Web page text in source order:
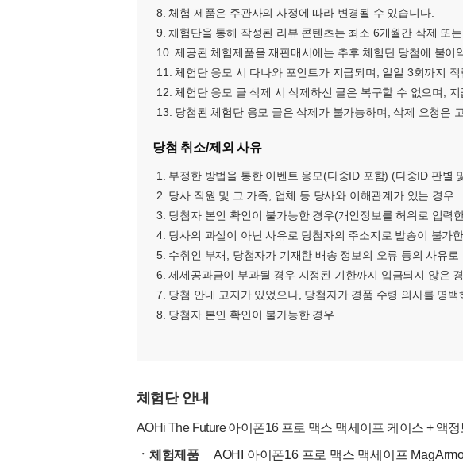
8. 체험 제품은 주관사의 사정에 따라 변경될 수 있습니다.
9. 체험단을 통해 작성된 리뷰 콘텐츠는 최소 6개월간 삭제 또
10. 제공된 체험제품을 재판매시에는 추후 체험단 당첨에 불이
11. 체험단 응모 시 다나와 포인트가 지급되며, 일일 3회까지 적
12. 체험단 응모 글 삭제 시 삭제하신 글은 복구할 수 없으며,
13. 당첨된 체험단 응모 글은 삭제가 불가능하며, 삭제 요청은
당첨 취소/제외 사유
1. 부정한 방법을 통한 이벤트 응모(다중ID 포함) (다중ID 판별
2. 당사 직원 및 그 가족, 업체 등 당사와 이해관계가 있는 경우
3. 당첨자 본인 확인이 불가능한 경우(개인정보를 허위로 입력
4. 당사의 과실이 아닌 사유로 당첨자의 주소지로 발송이 불가
5. 수취인 부재, 당첨자가 기재한 배송 정보의 오류 등의 사유로
6. 제세공과금이 부과될 경우 지정된 기한까지 입금되지 않은
7. 당첨 안내 고지가 있었으나, 당첨자가 경품 수령 의사를 명
8. 당첨자 본인 확인이 불가능한 경우
체험단 안내
AOHi The Future 아이폰16 프로 맥스 맥세이프 케이스 + 액
ㆍ체험제품
AOHI 아이폰16 프로 맥스 맥세이프